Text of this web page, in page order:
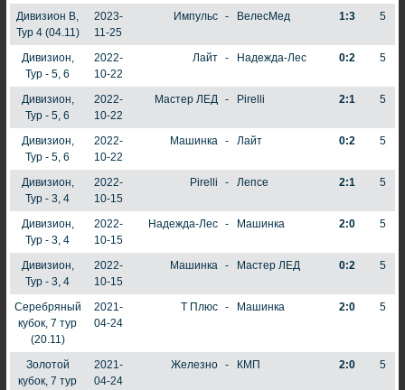
Дивизион В,
Тур 4 (04.11)
2023-
11-25
Импульс - ВелесМед 1:3 5
Дивизион,
Тур - 5, 6
2022-
10-22
Лайт - Надежда-Лес 0:2 5
Дивизион,
Тур - 5, 6
2022-
10-22
Мастер ЛЕД - Pirelli 2:1 5
Дивизион,
Тур - 5, 6
2022-
10-22
Машинка - Лайт 0:2 5
Дивизион,
Тур - 3, 4
2022-
10-15
Pirelli - Лепсе 2:1 5
Дивизион,
Тур - 3, 4
2022-
10-15
Надежда-Лес - Машинка 2:0 5
Дивизион,
Тур - 3, 4
2022-
10-15
Машинка - Мастер ЛЕД 0:2 5
Серебряный
кубок, 7 тур
(20.11)
2021-
04-24
Т Плюс - Машинка 2:0 5
Золотой
кубок, 7 тур
2021-
04-24
Железно - КМП 2:0 5